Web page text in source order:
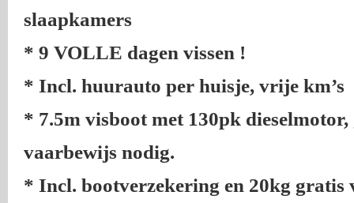
slaapkamers
* 9 VOLLE dagen vissen !
* Incl. huurauto per huisje, vrije km’s
* 7.5m visboot met 130pk dieselmotor,
vaarbewijs nodig.
* Incl. bootverzekering en 20kg gratis